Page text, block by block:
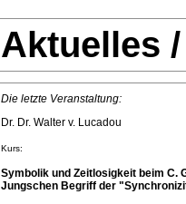
Aktuelles
Die letzte Veranstaltung:
Dr. Dr. Walter v. Lucadou
Kurs:
Symbolik und Zeitlosigkeit beim C.
Jungschen Begriff der